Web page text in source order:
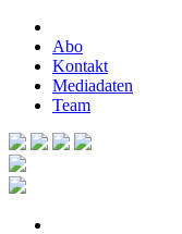
Abo
Kontakt
Mediadaten
Team